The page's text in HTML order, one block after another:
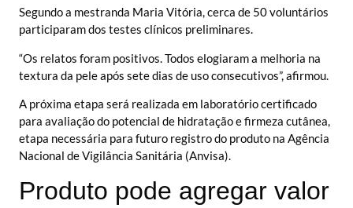
Segundo a mestranda Maria Vitória, cerca de 50 voluntários
participaram dos testes clínicos preliminares.
“Os relatos foram positivos. Todos elogiaram a melhoria na
textura da pele após sete dias de uso consecutivos”, afirmou.
A próxima etapa será realizada em laboratório certificado
para avaliação do potencial de hidratação e firmeza cutânea,
etapa necessária para futuro registro do produto na Agência
Nacional de Vigilância Sanitária (Anvisa).
Produto pode agregar valor